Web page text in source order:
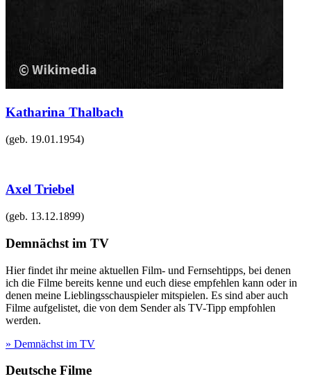
Katharina Thalbach
(geb. 19.01.1954)
Axel Triebel
(geb. 13.12.1899)
Demnächst im TV
Hier findet ihr meine aktuellen Film- und Fernsehtipps, bei denen
ich die Filme bereits kenne und euch diese empfehlen kann oder in
denen meine Lieblingsschauspieler mitspielen. Es sind aber auch
Filme aufgelistet, die von dem Sender als TV-Tipp empfohlen
werden.
» Demnächst im TV
Deutsche Filme